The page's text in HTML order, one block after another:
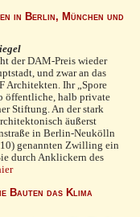
in Berlin, München und
der DAM-Preis wieder
und zwar an das
Architekten. Ihr „Spore
öffentliche, halb private
Stiftung. An der stark
äußerst
in Berlin-Neukölln
genannten Zwilling ein
durch Anklickern des
Bauten das Klima